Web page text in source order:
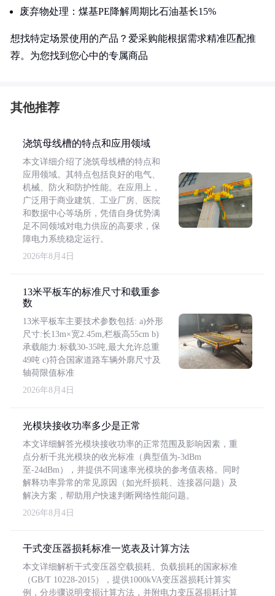
废弃物处理：煤基PE降解周期比石油基长15%
想找特定场景使用的产品？爱采购能根据需求精准匹配推
荐。为您找到您心中的专属商品
其他推荐
浇筑母线槽的特点和应用领域
本文详细介绍了浇筑母线槽的特点和
应用领域。其特点包括良好的电气、
机械、防火和防护性能。在应用上，
广泛用于商业建筑、工业厂房、医院
和数据中心等场所，凭借自身优势满
足不同领域对电力供应的高要求，保
障电力系统稳定运行。
2026年8月4日
13米平板车的标准尺寸和载重参
数
13米平板车主要技术参数包括: a)外形
尺寸:长13m×宽2.45m,栏板高55cm b)
承载能力:标载30-35吨,最大允许总重
49吨 c)符合国家道路车辆外廓尺寸及
轴荷限值标准
2026年8月4日
光模块接收功率多少是正常
本文详细解答光模块接收功率的正常范围及影响因素，重
点分析千兆光模块的收光标准（典型值为-3dBm
至-24dBm），并提供不同速率光模块的参考值表格。同时
解释功率异常的常见原因（如光纤损耗、连接器问题）及
解决方案，帮助用户快速判断网络性能问题。
2026年8月4日
干式变压器损耗标准一览表及计算方法
本文详细解析干式变压器空载损耗、负载损耗的国家标准
（GB/T 10228-2015），提供1000kVA变压器损耗计算实
例，分步骤说明变损计算方法，并附电力变压器损耗计算